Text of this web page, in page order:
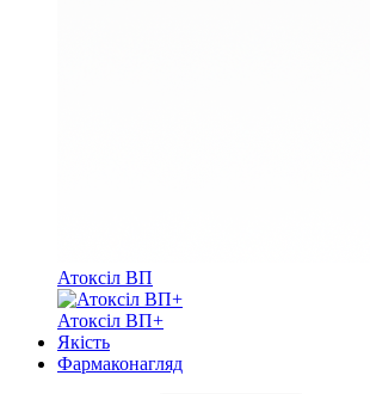
Атоксіл ВП
Атоксіл ВП+
Якість
Фармаконагляд